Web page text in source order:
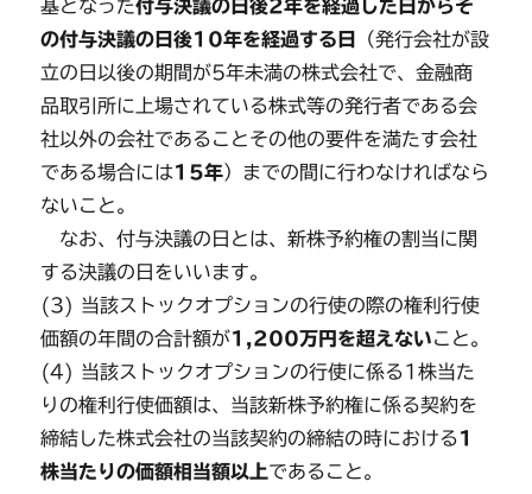
基となった付与決議の日後2年を経過した日からそ
の付与決議の日後10年を経過する日
（発行会社が設
立の日以後の期間が5年未満の株式会社で、金融商
品取引所に上場されている株式等の発行者である会
社以外の会社であることその他の要件を満たす会社
である場合には15年）までの間に行わなければなら
ないこと。
なお、付与決議の日とは、新株予約権の割当に関
する決議の日をいいます。
(3) 当該ストックオプションの行使の際の権利行使
価額の年間の合計額が1,200万円を超えないこと。
(4) 当該ストックオプションの行使に係る1株当た
りの権利行使価額は、当該新株予約権に係る契約を
締結した株式会社の当該契約の締結の時における1
株当たりの価額相当額以上であること。